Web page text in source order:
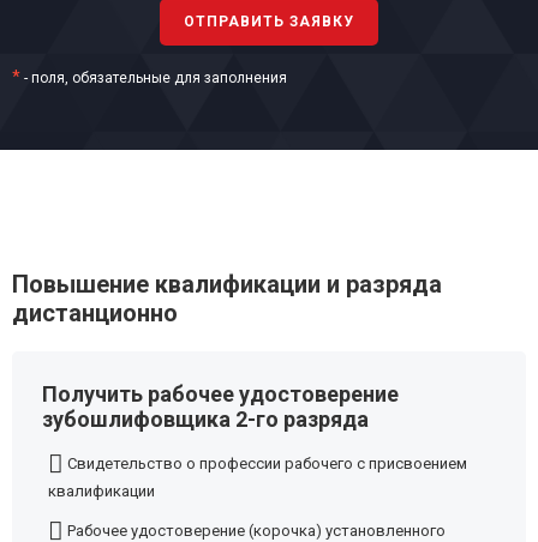
* - поля, обязательные для заполнения
Повышение квалификации и разряда
дистанционно
Получить рабочее удостоверение
зубошлифовщика 2-го разряда
Свидетельство о профессии рабочего с присвоением
квалификации
Рабочее удостоверение (корочка) установленного